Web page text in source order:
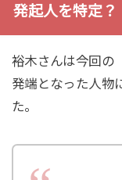
発起人を特定？
裕木さんは今回の
発端となった人物
た。